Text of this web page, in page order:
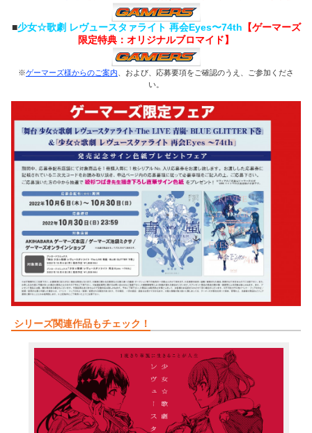
■少女☆歌劇 レヴュースタァライト 再会Eyes〜74th 【ゲーマーズ
限定特典：オリジナルブロマイド】
※ゲーマーズ様からのご案内 、および、応募要項をご確認のうえ、ご参加くださ
い。
シリーズ関連作品もチェック！